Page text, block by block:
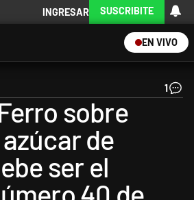
INGRESAR SUSCRIBITE
EN VIVO
1
sobre
de
ser el